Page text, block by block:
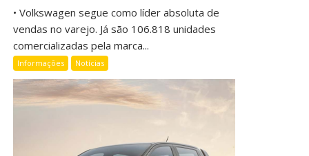
• Volkswagen segue como líder absoluta de
vendas no varejo. Já são 106.818 unidades
comercializadas pela marca...
Informações Notícias